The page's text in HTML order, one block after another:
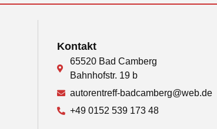
Kontakt
65520 Bad Camberg
Bahnhofstr. 19 b
autorentreff-badcamberg@web.de
+49 0152 539 173 48